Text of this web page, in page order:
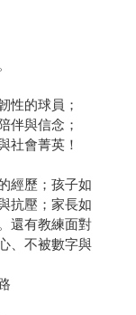
性的球員；
伴與信念；
社會菁英！
經歷；孩子如
抗壓；家長如
還有教練面對
、不被數字與